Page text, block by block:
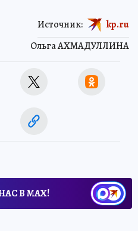
Ольга АХМАДУЛЛИНА
Источник: kp.ru
В МАХ!